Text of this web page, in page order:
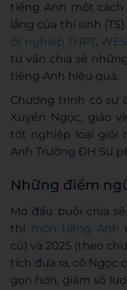
tiếng Anh một
lắng của thí sinh
ốt nghiệp THPT,
tư vấn chia sẻ
tiếng Anh hiệu quả.
Chương trình có sự
Xuyến Ngọc, giáo
tốt nghiệp loại giỏi
Anh Trường ĐH Sư
Những điểm
Mở đầu buổi chia
thi môn tiếng Anh
cũ) và 2025 (theo
tích đưa ra, cô Ngọc
gọn hơn, giảm số